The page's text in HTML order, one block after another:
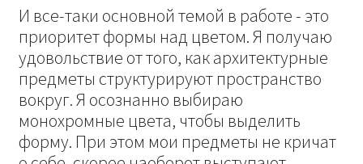
И все-таки основной темой в работе - это
приоритет формы над цветом. Я получаю
удовольствие от того, как архитектурные
предметы структурируют пространство
вокруг. Я осознанно выбираю
монохромные цвета, чтобы выделить
форму. При этом мои предметы не кричат